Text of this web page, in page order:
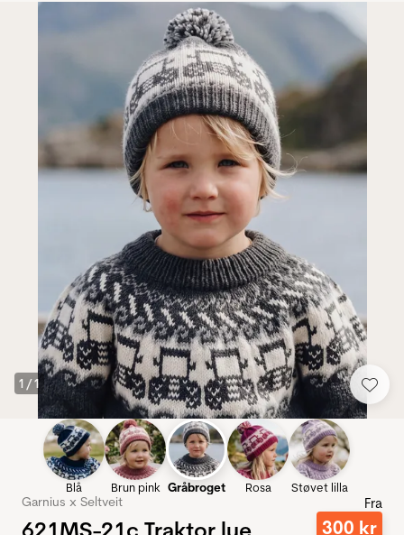
1 /1
Blå Brun pink Gråbroget Rosa Støvet lilla
Garnius x Seltveit
621MS-21c Traktor lue
Fra
300 kr